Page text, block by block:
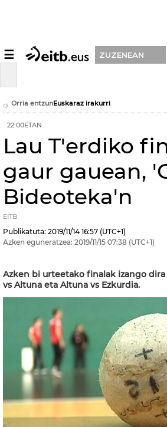
☰ ZUZENEAN
Orria entzunEuskaraz irakurri
22:00ETAN
Lau T'erdiko
gaur gauean,
Bideoteka'n
EITB
Publikatuta: 2019/11/14 16:57 (UTC+1)
Azken eguneratzea: 2019/11/15 07:38 (UTC+1)
Azken bi urteetako finalak izango
vs Altuna eta Altuna vs Ezkurdia.